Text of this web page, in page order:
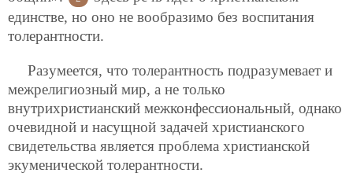
единстве, но оно не вообразимо без воспитания
толерантности.
Разумеется, что толерантность подразумевает и
межрелигиозный мир, а не только
внутрихристианский межконфессиональный, однако
очевидной и насущной задачей христианского
свидетельства является проблема христианской
экуменической толерантности.